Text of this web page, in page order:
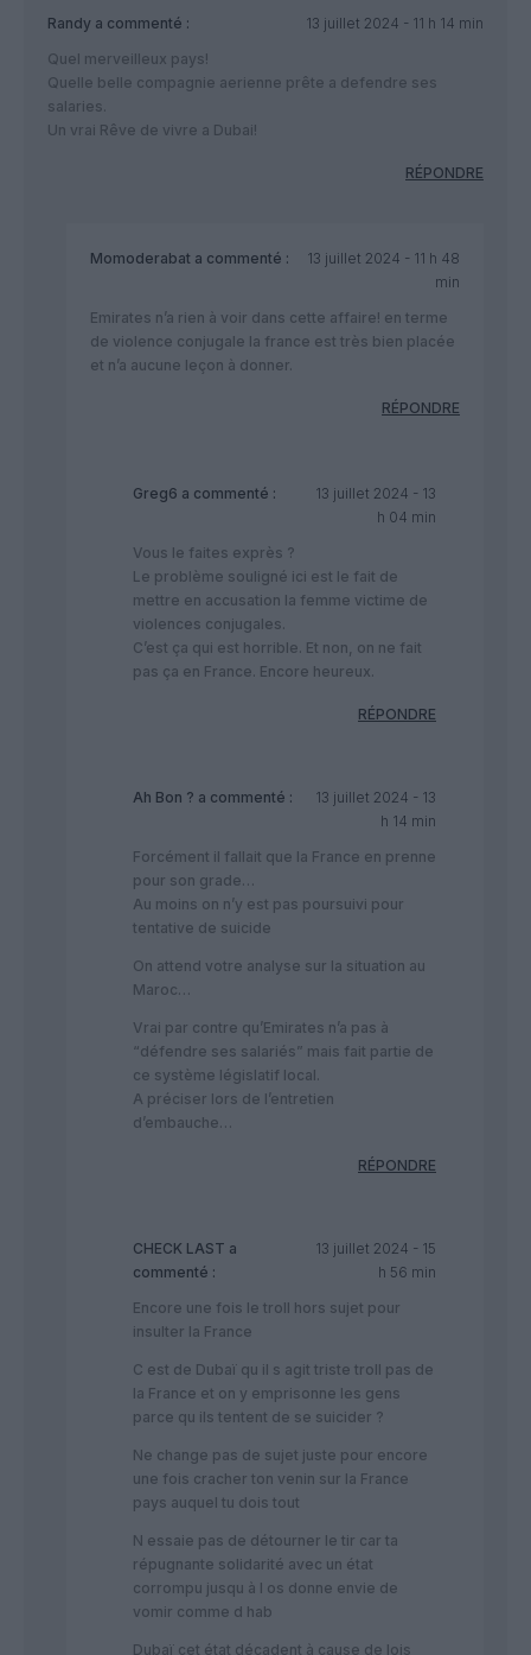
Randy a commenté :
13 juillet 2024 - 11 h 14 min
Quel merveilleux pays!
Quelle belle compagnie aerienne prête a defendre ses
salaries.
Un vrai Rêve de vivre a Dubai!
RÉPONDRE
Momoderabat a commenté :
13 juillet 2024 - 11 h 48
min
Emirates n’a rien à voir dans cette affaire! en terme
de violence conjugale la france est très bien placée
et n’a aucune leçon à donner.
RÉPONDRE
Greg6 a commenté :
13 juillet 2024 - 13
h 04 min
Vous le faites exprès ?
Le problème souligné ici est le fait de
mettre en accusation la femme victime de
violences conjugales.
C’est ça qui est horrible. Et non, on ne fait
pas ça en France. Encore heureux.
RÉPONDRE
Ah Bon ? a commenté :
13 juillet 2024 - 13
h 14 min
Forcément il fallait que la France en prenne
pour son grade…
Au moins on n’y est pas poursuivi pour
tentative de suicide
On attend votre analyse sur la situation au
Maroc…
Vrai par contre qu’Emirates n’a pas à
“défendre ses salariés” mais fait partie de
ce système législatif local.
A préciser lors de l’entretien
d’embauche…
RÉPONDRE
CHECK LAST a
commenté :
13 juillet 2024 - 15
h 56 min
Encore une fois le troll hors sujet pour
insulter la France
C est de Dubaï qu il s agit triste troll pas de
la France et on y emprisonne les gens
parce qu ils tentent de se suicider ?
Ne change pas de sujet juste pour encore
une fois cracher ton venin sur la France
pays auquel tu dois tout
N essaie pas de détourner le tir car ta
répugnante solidarité avec un état
corrompu jusqu à l os donne envie de
vomir comme d hab
Dubaï cet état décadent à cause de lois